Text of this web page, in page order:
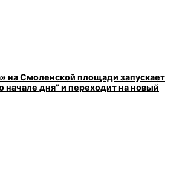
на Смоленской площади запускает
начале дня” и переходит на новый